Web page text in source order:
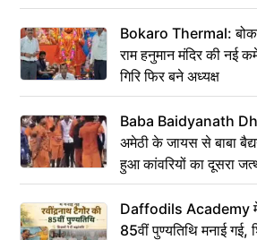
Bokaro Thermal:
राम हनुमान मंदिर की नई
गिरि फिर बने अध्यक्ष
Baba Baidyanath
अमेठी के जायस से बाबा
हुआ कांवरियों का दूसरा
Daffodils Academy में
85वीं पुण्यतिथि मनाई गई,